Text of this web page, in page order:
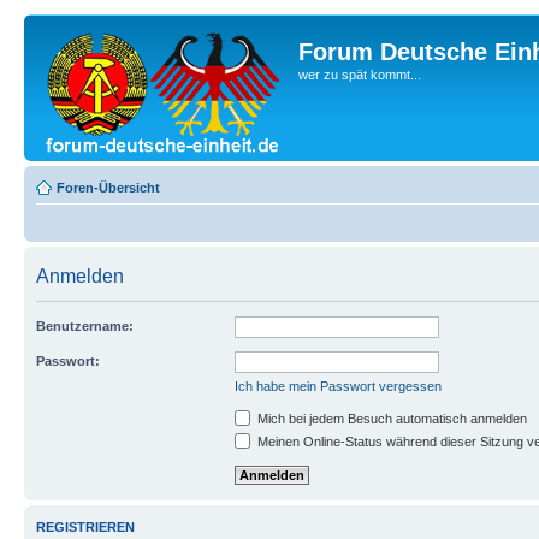
Forum Deutsche
wer zu spät kommt...
Foren-Übersicht
Anmelden
Benutzername:
Passwort:
Ich habe mein Passwort vergessen
Mich bei jedem Besuch automatisch anmelden
Meinen Online-Status während dieser Sitzung
REGISTRIEREN